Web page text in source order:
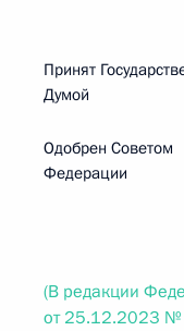
Принят
Думой 13
Одобрен Советом
Федерации
(В редакции
от 25.12.2023